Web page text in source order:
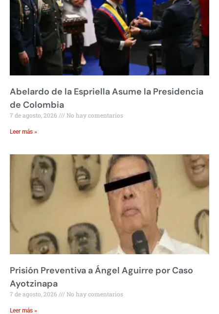
Abelardo de la Espriella Asume la Presidencia
de Colombia
7 de agosto, 2026 No hay comentarios
Leer más »
Prisión Preventiva a Ángel Aguirre por Caso
Ayotzinapa
7 de agosto, 2026 No hay comentarios
Leer más »